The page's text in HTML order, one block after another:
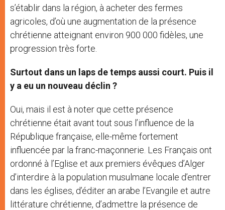
s’établir dans la région, à acheter des fermes
agricoles, d’où une augmentation de la présence
chrétienne atteignant environ 900 000 fidèles, une
progression très forte.
Surtout dans un laps de temps aussi court. Puis il
y a eu un nouveau déclin ?
Oui, mais il est à noter que cette présence
chrétienne était avant tout sous l’influence de la
République française, elle-même fortement
influencée par la franc-maçonnerie. Les Français ont
ordonné à l’Eglise et aux premiers évêques d’Alger
d’interdire à la population musulmane locale d’entrer
dans les églises, d’éditer an arabe l’Evangile et autre
littérature chrétienne, d’admettre la présence de